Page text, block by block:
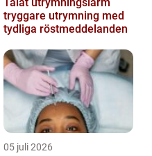
tryggare utrymning med
tydliga röstmeddelanden
05 juli 2026